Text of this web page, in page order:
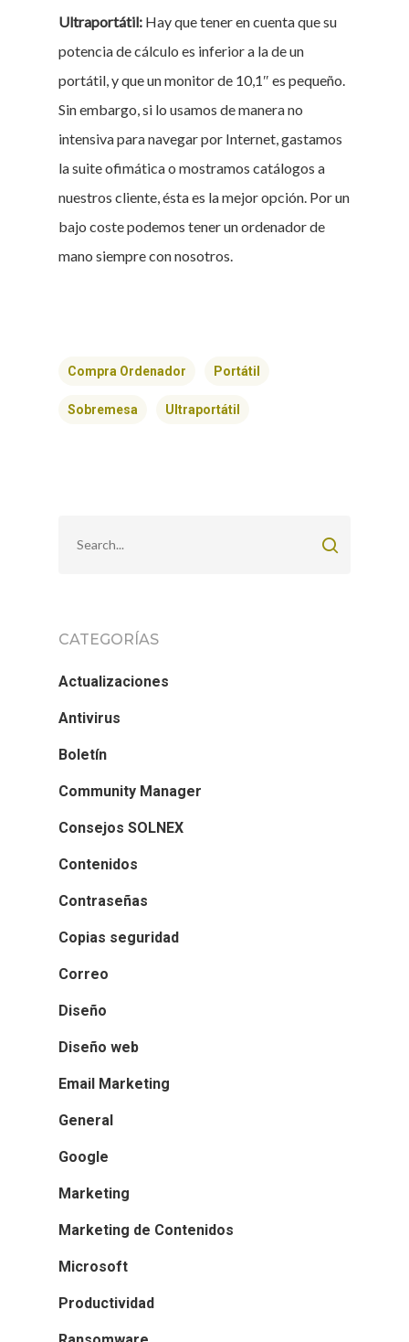
Ultraportátil: Hay que tener en cuenta que su
potencia de cálculo es inferior a la de un
portátil, y que un monitor de 10,1″ es pequeño.
Sin embargo, si lo usamos de manera no
intensiva para navegar por Internet, gastamos
la suite ofimática o mostramos catálogos a
nuestros cliente, ésta es la mejor opción. Por un
bajo coste podemos tener un ordenador de
mano siempre con nosotros.
Compra Ordenador Portátil
Sobremesa Ultraportátil
CATEGORÍAS
Actualizaciones
Antivirus
Boletín
Community Manager
Consejos SOLNEX
Contenidos
Contraseñas
Copias seguridad
Correo
Diseño
Diseño web
Email Marketing
General
Google
Marketing
Marketing de Contenidos
Microsoft
Productividad